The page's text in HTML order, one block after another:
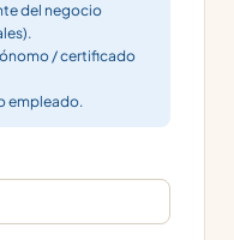
del negocio
/ certificado
empleado.